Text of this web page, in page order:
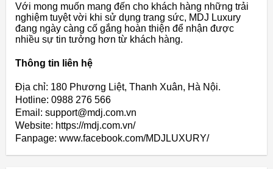
Với mong muốn mang đến cho khách hàng những trải
nghiệm tuyệt vời khi sử dụng trang sức, MDJ Luxury
đang ngày càng cố gắng hoàn thiện để nhận được
nhiều sự tin tưởng hơn từ khách hàng.
Thông tin liên hệ
Địa chỉ: 180 Phương Liệt, Thanh Xuân, Hà Nội.
Hotline: 0988 276 566
Email: support@mdj.com.vn
Website: https://mdj.com.vn/
Fanpage: www.facebook.com/MDJLUXURY/